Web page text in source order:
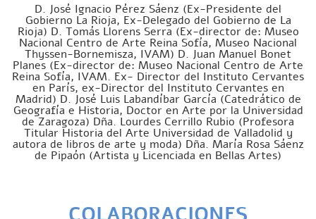
D. José Ignacio Pérez Sáenz (Ex-Presidente del
Gobierno La Rioja, Ex-Delegado del Gobierno de La
Rioja) D. Tomás Llorens Serra (Ex-director de: Museo
Nacional Centro de Arte Reina Sofía, Museo Nacional
Thyssen-Bornemisza, IVAM) D. Juan Manuel Bonet
Planes (Ex-director de: Museo Nacional Centro de Arte
Reina Sofía, IVAM. Ex- Director del Instituto Cervantes
en París, ex-Director del Instituto Cervantes en
Madrid) D. José Luis Labandíbar García (Catedrático de
Geografía e Historia, Doctor en Arte por la Universidad
de Zaragoza) Dña. Lourdes Cerrillo Rubio (Profesora
Titular Historia del Arte Universidad de Valladolid y
autora de libros de arte y moda) Dña. María Rosa Sáenz
de Pipaón (Artista y Licenciada en Bellas Artes)